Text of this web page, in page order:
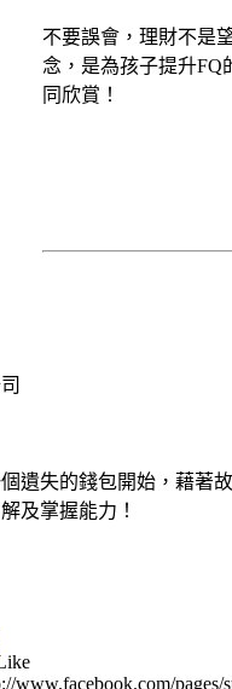
不要誤會，理財不是
念，是為孩子提升FQ
同欣賞！
遺失的錢包開始，藉著
及掌握能力！
www.facebook.com/pages/